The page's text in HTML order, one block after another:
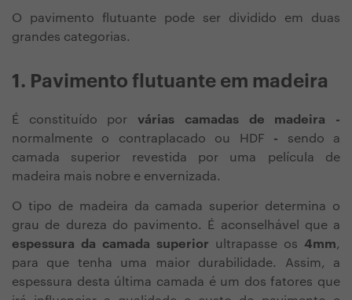
O pavimento flutuante pode ser dividido em duas
grandes categorias.
1. Pavimento flutuante em madeira
É constituído porvárias camadas de madeira -
normalmente o contraplacado ou HDF - sendo a
camada superior revestida por uma película de
madeira mais nobre e envernizada.
O tipo de madeira da camada superior determina o
grau de dureza do pavimento.
É aconselhável que a
espessura da camada superior ultrapasse os 4mm,
para que tenha uma maior durabilidade. Assim, a
espessura desta última camada é um dos fatores que